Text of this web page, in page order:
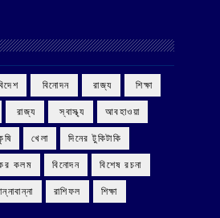
‌ বিনোদন ‌ রাজ্য ‌ শিক্ষা
‌ রাজ্য ‌ স্বাস্থ্য আবহাওয়া
খেলা দিনের টুকিটাকি
কলম বিনোদন বিশেষ রচনা
রাশিফল শিক্ষা